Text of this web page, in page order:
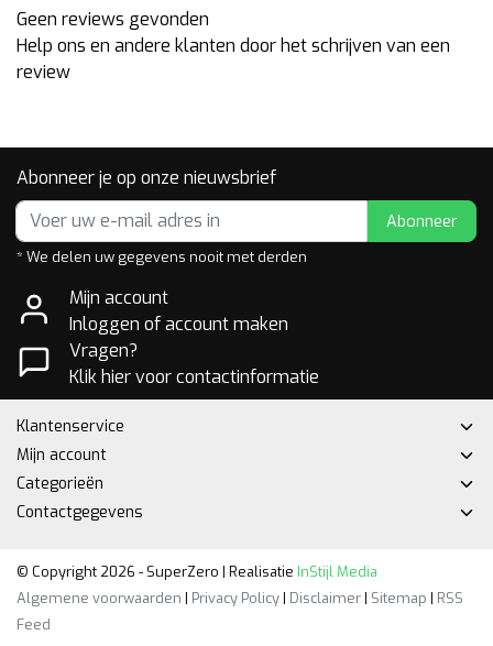
Geen reviews gevonden
Help ons en andere klanten door het schrijven van een
review
Abonneer je op onze nieuwsbrief
Abonneer
* We delen uw gegevens nooit met derden
Mijn account
Inloggen of account maken
Vragen?
Klik hier voor contactinformatie
Klantenservice
Mijn account
Categorieën
Contactgegevens
© Copyright 2026 - SuperZero | Realisatie InStijl Media
Algemene voorwaarden | Privacy Policy| Disclaimer| Sitemap | RSS
Feed